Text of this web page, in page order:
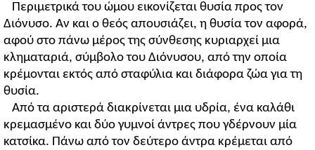
Περιμετρικά του ώμου εικονίζεται θυσία προς τον
Διόνυσο. Αν και ο θεός απουσιάζει, η θυσία τον αφορά,
αφού στο πάνω μέρος της σύνθεσης κυριαρχεί μια
κληματαριά, σύμβολο του Διόνυσου, από την οποία
κρέμονται εκτός από σταφύλια και διάφορα ζώα για τη
θυσία.
Από τα αριστερά διακρίνεται μια υδρία, ένα καλάθι
κρεμασμένο και δύο γυμνοί άντρες που γδέρνουν μία
κατσίκα. Πάνω από τον δεύτερο άντρα κρέμεται από